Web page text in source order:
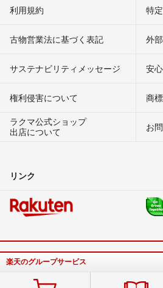
利用規約 特
古物営業法に基づく表記 外
サステナビリティメッセージ 安
権利侵害について
商
ラクマ公式ショップ
出店について
お
リンク
楽天のグループサービス